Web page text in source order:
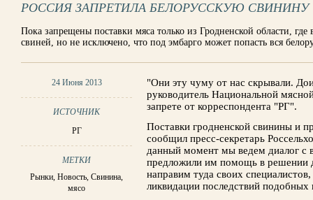
РОССИЯ ЗАПРЕТИЛА БЕЛОРУССКУЮ СВИНИНУ
Пока запрещены поставки мяса только из Гродненской области,
свиней, но не исключено, что под эмбарго может попасть вся
24 Июня 2013
ИСТОЧНИК
РГ
МЕТКИ
Рынки,Новость,Свинина,
мясо
"Они эту чуму от нас скрывали.
руководитель Национальной
запрете от корреспондента "РГ".
Поставки гродненской свинины и
сообщил пресс-секретарь
данный момент мы ведем диалог с
предложили им помощь в решении
направим туда своих
ликвидации последствий